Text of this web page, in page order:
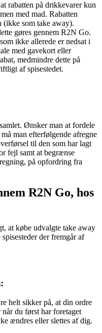
rabatten på drikkevarer kun
med mad. Rabatten
(ikke som take away).
gøres gennem R2N Go.
ikke allerede er nedsat i
med gavekort eller
medmindre dette på
af spisestedet.
Ønsker man at fordele
man efterfølgende afregne
til den som har lagt
fejl samt at begrænse
på opfordring fra
R2N Go, hos
at købe udvalgte take away
der fremgår af
helt sikker på, at din ordre
du først har foretaget
ændres eller slettes af dig.